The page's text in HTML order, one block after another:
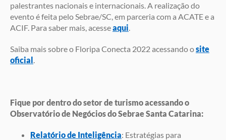
palestrantes nacionais e internacionais. A realização do
evento é feita pelo Sebrae/SC, em parceria com a ACATE e a
ACIF. Para saber mais, acesseaqui.
Saiba mais sobre o Floripa Conecta 2022 acessando osite
oficial.
Fique por dentro do setor de turismo acessando o
Observatório de Negócios do Sebrae Santa Catarina:
Relatório de Inteligência: Estratégias para